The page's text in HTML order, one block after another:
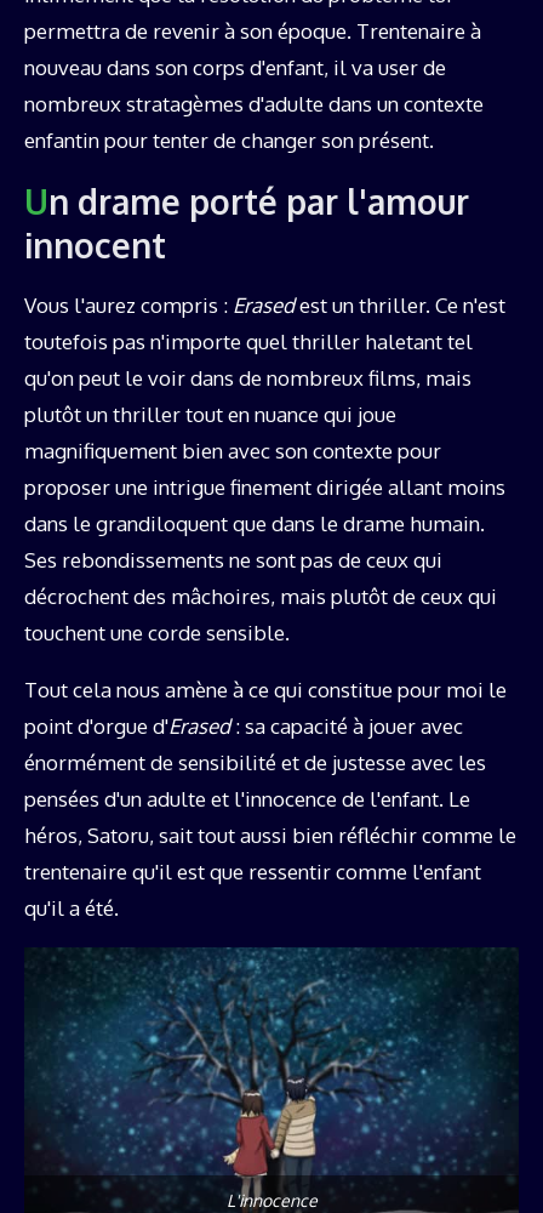
permettra de revenir à son époque. Trentenaire à
nouveau dans son corps d'enfant, il va user de
nombreux stratagèmes d'adulte dans un contexte
enfantin pour tenter de changer son présent.
Un drame porté par l'amour
innocent
Vous l'aurez compris : Erasedest un thriller. Ce n'est
toutefois pas n'importe quel thriller haletant tel
qu'on peut le voir dans de nombreux films, mais
plutôt un thriller tout en nuance qui joue
magnifiquement bien avec son contexte pour
proposer une intrigue finement dirigée allant moins
dans le grandiloquent que dans le drame humain.
Ses rebondissements ne sont pas de ceux qui
décrochent des mâchoires, mais plutôt de ceux qui
touchent une corde sensible.
Tout cela nous amène à ce qui constitue pour moi le
point d'orgue d'Erased: sa capacité à jouer avec
énormément de sensibilité et de justesse avec les
pensées d'un adulte et l'innocence de l'enfant. Le
héros, Satoru, sait tout aussi bien réfléchir comme le
trentenaire qu'il est que ressentir comme l'enfant
qu'il a été.
L'innocence